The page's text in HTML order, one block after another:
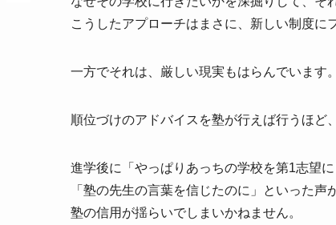
こうしたアプローチはまさに、新しい制度に
一方でそれは、厳しい現実もはらんでいます。
順位づけのアドバイスを塾が行えば行うほど
進学後に「やっぱりあっちの学校を第1志望に
「塾の先生の言葉を信じたのに」といった声
塾の信用が揺らいでしまいかねません。